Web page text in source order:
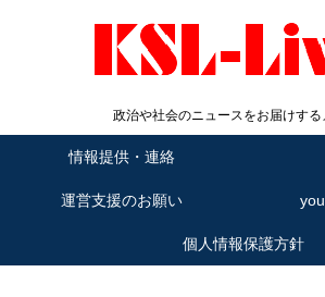
政治や社会のニュースをお届けする
情報提供・連絡
運営支援のお願い
個人情報保護方針